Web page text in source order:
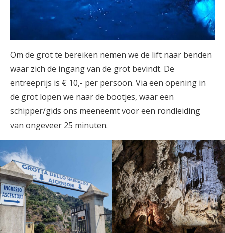
Om de grot te bereiken nemen we de lift naar benden
waar zich de ingang van de grot bevindt. De
entreeprijs is € 10,- per persoon. Via een opening in
de grot lopen we naar de bootjes, waar een
schipper/gids ons meeneemt voor een rondleiding
van ongeveer 25 minuten.